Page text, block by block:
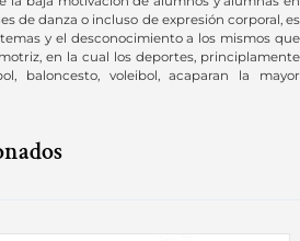
de danza o incluso de expresión corporal, es
y el desconocimiento a los mismos que
en la cual los deportes, principlamente
baloncesto, voleibol, acaparan la mayor